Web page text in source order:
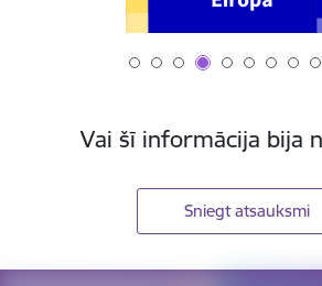
Vai šī informācija bija
Sniegt atsauksmi